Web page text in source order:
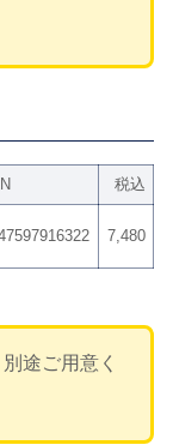
税込
7,480
途ご用意く